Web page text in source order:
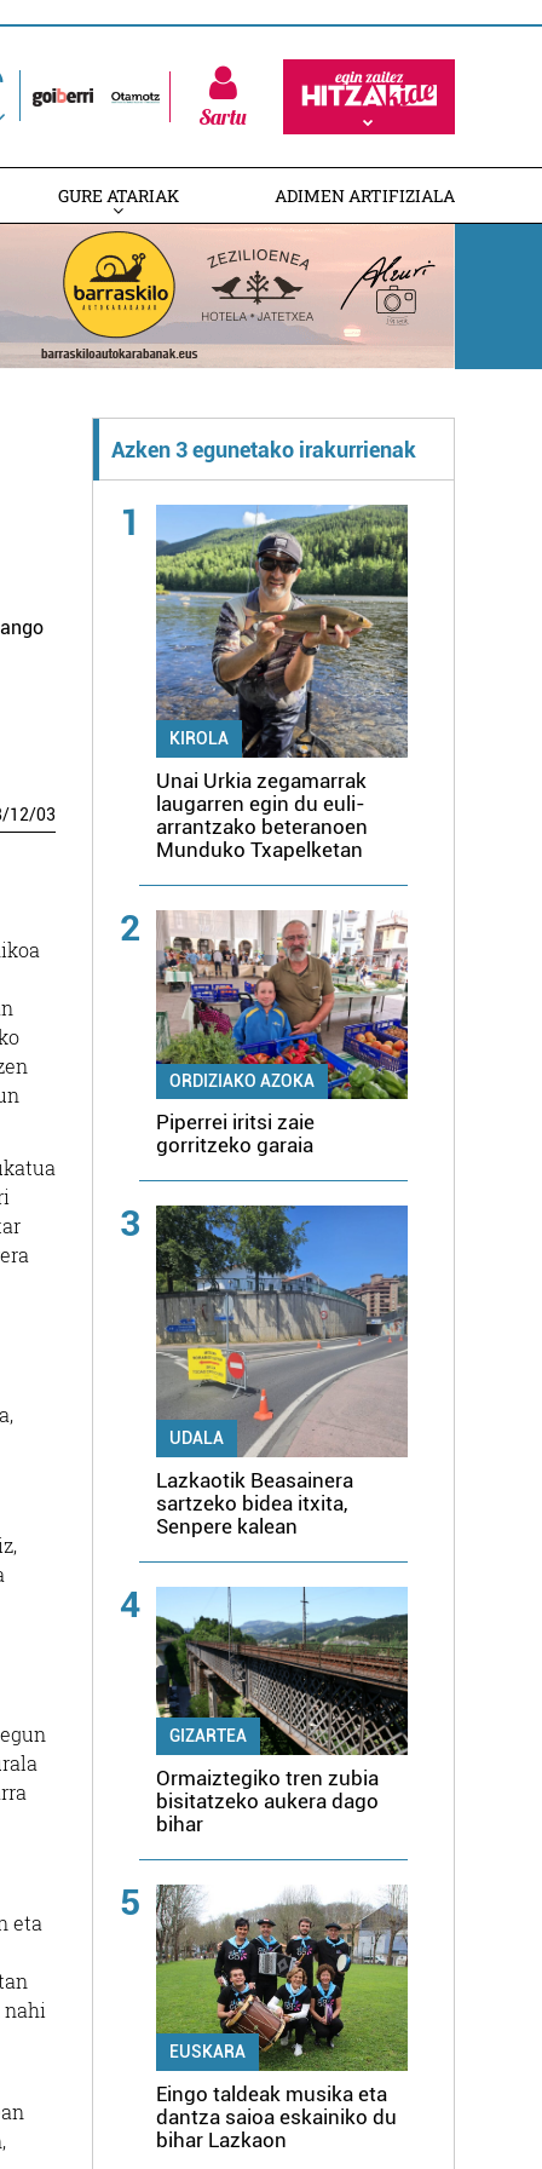
Sartu
GURE ATARIAK ADIMEN ARTIFIZIALA
/12/03
eta
Azken 3 egunetako irakurrienak
1
KIROLA
Unai Urkia zegamarrak
laugarren egin du euli-
arrantzako beteranoen
Munduko Txapelketan
2
ORDIZIAKO AZOKA
Piperrei iritsi zaie
gorritzeko garaia
3
UDALA
Lazkaotik Beasainera
sartzeko bidea itxita,
Senpere kalean
4
GIZARTEA
Ormaiztegiko tren zubia
bisitatzeko aukera dago
bihar
5
EUSKARA
Eingo taldeak musika eta
dantza saioa eskainiko du
bihar Lazkaon